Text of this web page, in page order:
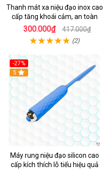
Thanh mát xa niệu đạo inox cao
cấp tăng khoái cảm, an toàn
300.000₫ 417.000₫
(2)
-27%
Hot
5
Máy rung niệu đạo silicon cao
cấp kích thích lỗ tiểu hiệu quả